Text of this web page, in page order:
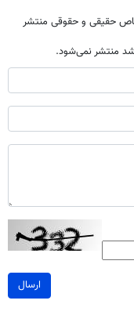
حقیقی و حقوقی منتشر
منتشر نمی‌شود.
ارسال